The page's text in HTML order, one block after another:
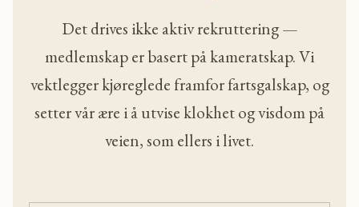
Det drives ikke aktiv rekruttering —
medlemskap er basert på kameratskap. Vi
vektlegger kjøreglede framfor fartsgalskap, og
setter vår ære i å utvise klokhet og visdom på
veien, som ellers i livet.